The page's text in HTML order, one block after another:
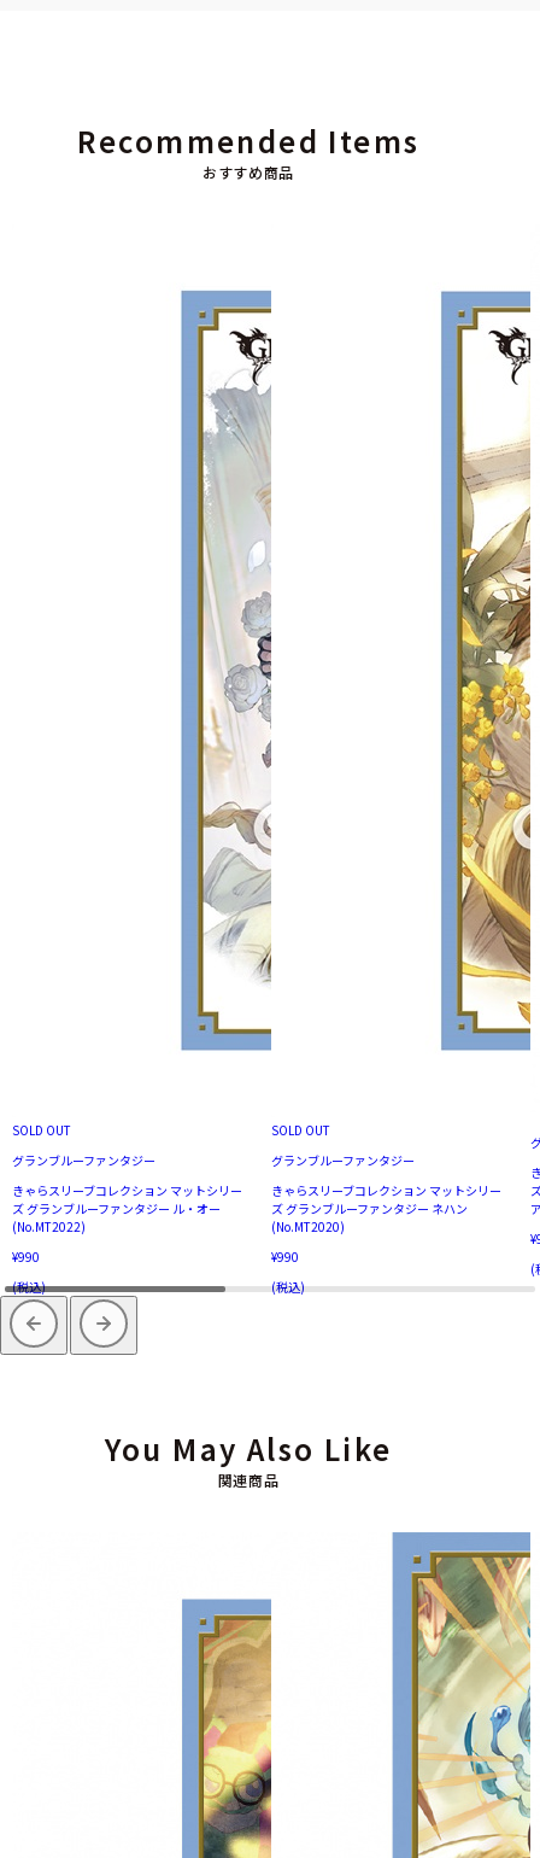
おすすめ商品
Recommended Items
SOLD OUT
グランブルーファンタジー
きゃらスリーブコレクション マットシリー
ズ グランブルーファンタジー ル・オー
(No.MT2022)
¥990
(税込)
SOLD OUT
グランブルーファンタジー
きゃらスリーブコレクション マットシリー
ズ グランブルーファンタジー ネハン
(No.MT2020)
¥990
(税込)
(
関連商品
You May Also Like